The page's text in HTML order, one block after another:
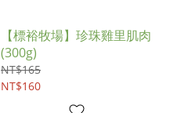
【標裕牧場】珍珠雞里肌肉
(300g)
NT$165
NT$160